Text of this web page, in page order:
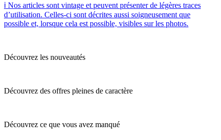
ℹ️ Nos articles sont vintage et peuvent présenter de légères traces
d’utilisation. Celles-ci sont décrites aussi soigneusement que
possible et, lorsque cela est possible, visibles sur les photos.
Découvrez les nouveautés
Découvrez des offres pleines de caractère
Découvrez ce que vous avez manqué